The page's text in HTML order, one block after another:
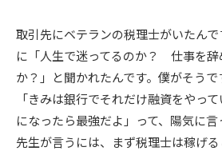
取引先にベテランの税理士がいたん
に「人生で迷ってるのか？ 仕事を辞
か？」と聞かれたんです。僕がそう
「きみは銀行でそれだけ融資をやっ
になったら最強だよ」って、陽気に言
先生が言うには、まず税理士は稼げ